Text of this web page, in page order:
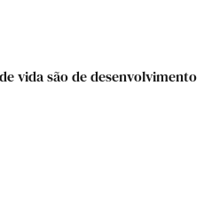
vida são de desenvolvimento